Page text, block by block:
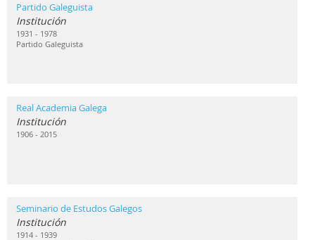
Partido Galeguista
Institución
1931 - 1978
Partido Galeguista
Real Academia Galega
Institución
1906 - 2015
Seminario de Estudos Galegos
Institución
1914 - 1939